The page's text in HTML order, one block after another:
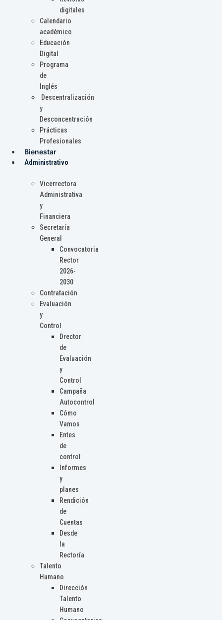
digitales
Calendario
académico
Educación
Digital
Programa
de
Inglés
Descentralización
y
Desconcentración
Prácticas
Profesionales
Bienestar
Administrativo
Vicerrectora
Administrativa
y
Financiera
Secretaría
General
Convocatoria
Rector
2026-
2030
Contratación
Evaluación
y
Control
Drector
de
Evaluación
y
Control
Campaña
Autocontrol
Cómo
Vamos
Entes
de
control
Informes
y
planes
Rendición
de
Cuentas
Desde
la
Rectoría
Talento
Humano
Dirección
Talento
Humano